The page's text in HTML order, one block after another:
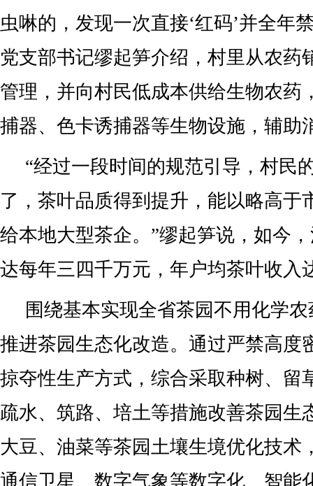
虫啉的，发现一次直接‘红码’并全年
党支部书记缪起笋介绍，村里从农药
管理，并向村民低成本供给生物农药
捕器、色卡诱捕器等生物设施，辅助
“经过一段时间的规范引导，村民
了，茶叶品质得到提升，能以略高于
给本地大型茶企。”缪起笋说，如今
达每年三四千万元，年户均茶叶收入
围绕基本实现全省茶园不用化学
推进茶园生态化改造。通过严禁高度
掠夺性生产方式，综合采取种树、留
疏水、筑路、培土等措施改善茶园生
大豆、油菜等茶园土壤生境优化技术
通信卫星、数字气象等数字化、智能